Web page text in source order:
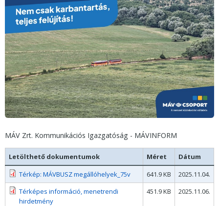
MÁV Zrt. Kommunikációs Igazgatóság - MÁVINFORM
Letölthető dokumentumok Méret
Dátum
Térkép: MÁVBUSZ megállóhelyek_75v
641.9 KB
2025.11.04.
Térképes információ, menetrendi
hirdetmény
451.9 KB 2025.11.06.